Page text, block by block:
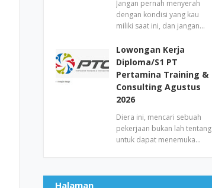
Jangan pernah menyerah
dengan kondisi yang kau
miliki saat ini, dan jangan…
Lowongan Kerja
Diploma/S1 PT
Pertamina Training &
Consulting Agustus
2026
Diera ini, mencari sebuah
pekerjaan bukan lah tentang
untuk dapat menemuka…
Halaman